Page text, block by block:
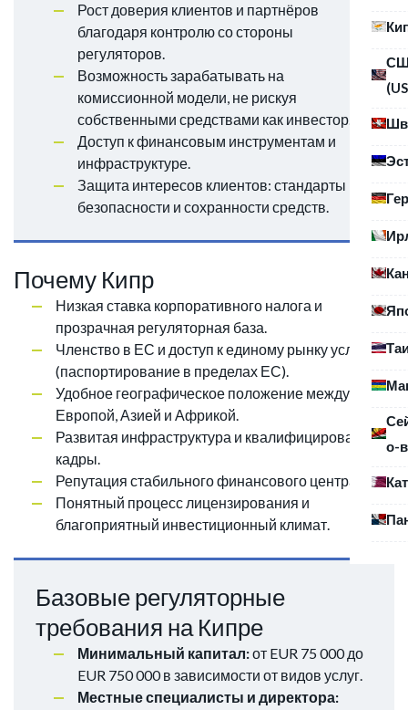
о-
Рост доверия клиентов и партнёров
благодаря контролю со стороны
регуляторов.
Возможность зарабатывать на
комиссионной модели, не рискуя
собственными средствами как инвестор.
Доступ к финансовым инструментам и
инфраструктуре.
Защита интересов клиентов: стандарты
безопасности и сохранности средств.
Почему Кипр
Низкая ставка корпоративного налога и
прозрачная регуляторная база.
Членство в ЕС и доступ к единому рынку услуг
(паспортирование в пределах ЕС).
Удобное географическое положение между
Европой, Азией и Африкой.
Развитая инфраструктура и квалифицированные
кадры.
Репутация стабильного финансового центра.
Понятный процесс лицензирования и
благоприятный инвестиционный климат.
Базовые регуляторные
требования на Кипре
Минимальный капитал:от EUR 75 000 до
EUR 750 000 в зависимости от видов услуг.
Местные специалисты и директора: